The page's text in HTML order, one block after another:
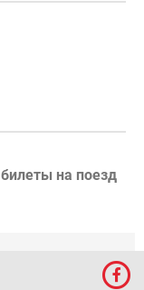
билеты на поезд